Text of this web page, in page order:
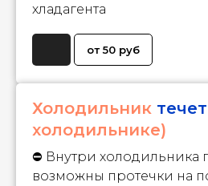
хладагента
от 50 руб
Холодильник течет
холодильнике)
⛔ Внутри холодильника
возможны протечки на